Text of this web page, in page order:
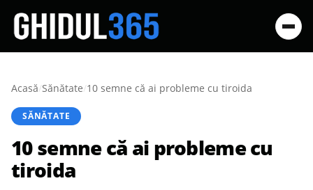
Acasă/Sănătate/10 semne că ai probleme cu tiroida
SĂNĂTATE
10 semne că ai probleme cu
tiroida